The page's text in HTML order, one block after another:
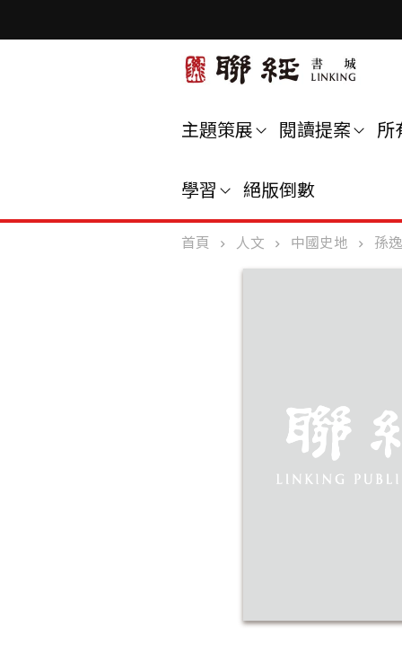
主題策展 閱讀提案 所
學習 絕版倒數
首頁 人文 中國史地 孫